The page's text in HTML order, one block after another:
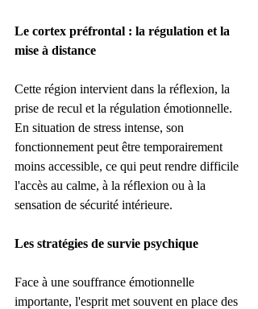
Le cortex préfrontal : la régulation et la
mise à distance
Cette région intervient dans la réflexion, la
prise de recul et la régulation émotionnelle.
En situation de stress intense, son
fonctionnement peut être temporairement
moins accessible, ce qui peut rendre difficile
l'accès au calme, à la réflexion ou à la
sensation de sécurité intérieure.
Les stratégies de survie psychique
Face à une souffrance émotionnelle
importante, l'esprit met souvent en place des